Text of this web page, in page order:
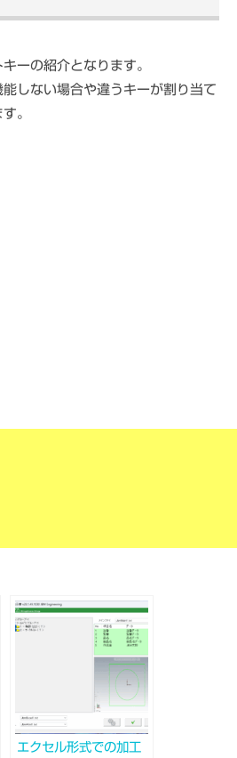
ーの紹介となります。
しない場合や違うキーが割り当て
。
エクセル形式での加工